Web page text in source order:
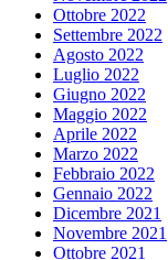
Ottobre 2022
Settembre 2022
Agosto 2022
Luglio 2022
Giugno 2022
Maggio 2022
Aprile 2022
Marzo 2022
Febbraio 2022
Gennaio 2022
Dicembre 2021
Novembre 2021
Ottobre 2021